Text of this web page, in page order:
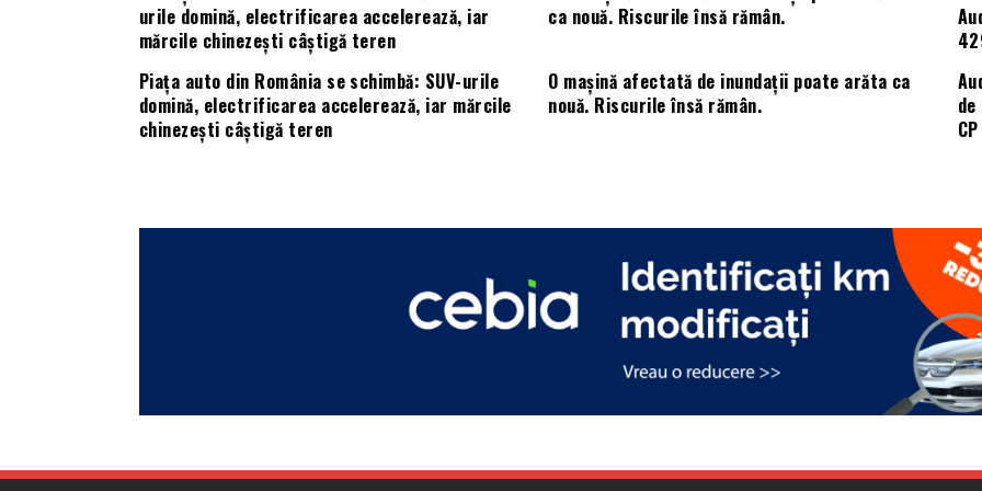
Piața auto din România se schimbă: SUV-urile
domină, electrificarea accelerează, iar mărcile
chinezești câștigă teren
O mașină afectată de inundații poate arăta ca
nouă. Riscurile însă rămân.